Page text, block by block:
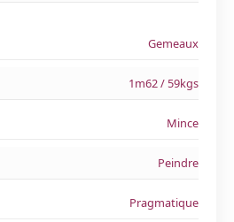
Gemeaux
1m62 / 59kgs
Mince
Peindre
Pragmatique